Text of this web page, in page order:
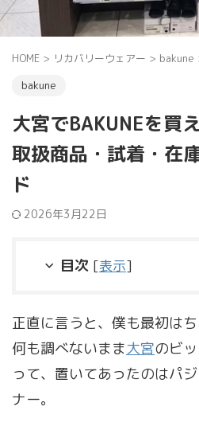
HOME > リカバリーウェアー > bakune
bakune
大宮でBAKUNEを買
取扱商品・試着・在
ド
2026年3月22日
目次 [表示]
正直に言うと、僕も最初は
何も調べないまま大宮のビ
って、置いてあったのはパ
ナー。